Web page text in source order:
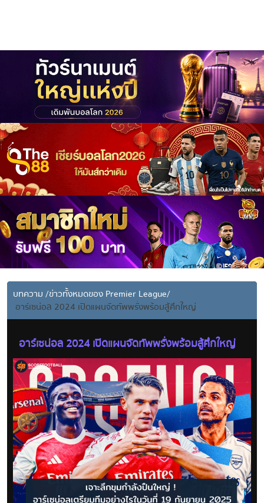
บทความ /ข่าวทั้งหมดของ Premier League/
อาร์เซน่อล 2024 เปิดแผนจัดทัพพรั่งพร้อมสู้ศึกใหญ่
อาร์เซน่อล 2024 เปิดแผนจัดทัพพรั่งพร้อมสู้ศึกใหญ่